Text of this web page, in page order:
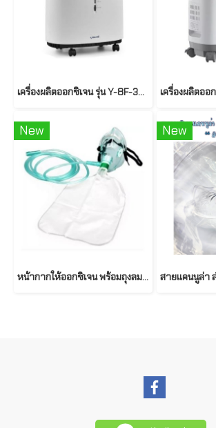
เครื่องผลิตออกซิเจน รุ่น Y-8F-3AW ยี่ห้อ Yuwell
New
หน้ากากให้ออกซิเจน พร้อมถุงลม ใช้กับเด็ก/ผู้ใหญ่ ยี่ห้อ MFLAB
New